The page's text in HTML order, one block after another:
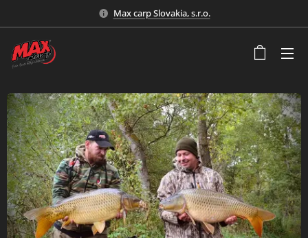
Max carp Slovakia, s.r.o.